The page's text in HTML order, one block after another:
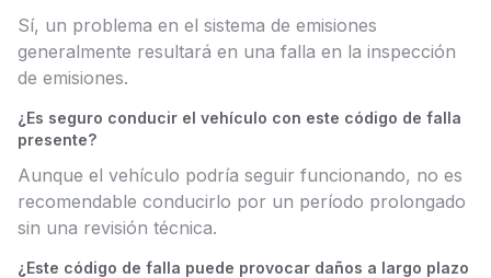
Sí, un problema en el sistema de emisiones
generalmente resultará en una falla en la inspección
de emisiones.
¿Es seguro conducir el vehículo con este código de falla
presente?
Aunque el vehículo podría seguir funcionando, no es
recomendable conducirlo por un período prolongado
sin una revisión técnica.
¿Este código de falla puede provocar daños a largo plazo